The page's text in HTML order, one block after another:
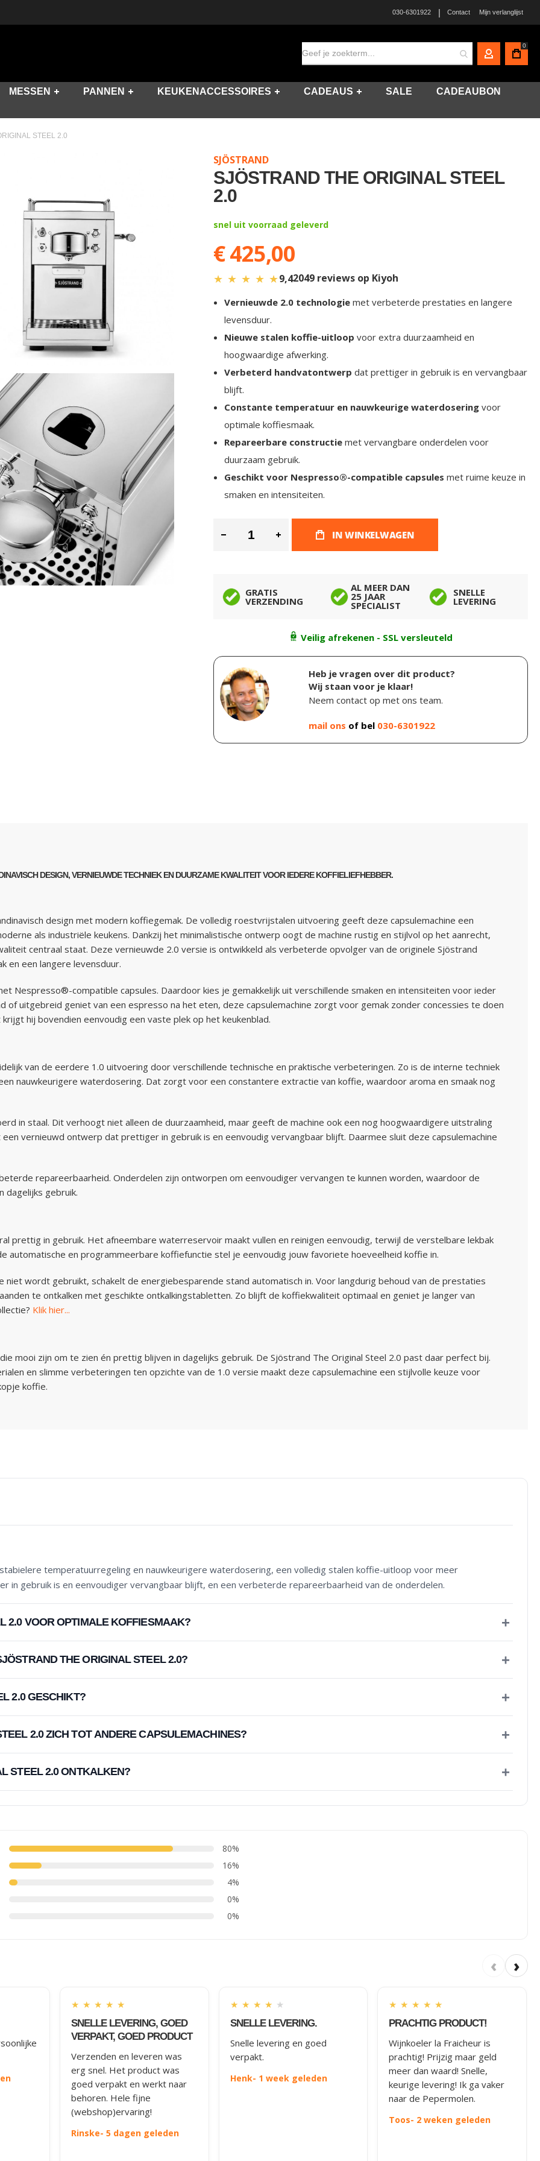
030-6301922
| Contact Mijn verlanglijst
MIJN
0
MESSEN PANNEN KEUKENACCESSOIRES CADEAUS SALE
CADEAUBON
STEEL 2.0
SJÖSTRAND
SJÖSTRAND THE ORIGINAL STEEL
2.0
snel uit voorraad geleverd
€ 425,00
★ ★ ★ ★ ★9,42049 reviews op Kiyoh
Vernieuwde 2.0 technologie met verbeterde prestaties en langere
levensduur.
Nieuwe stalen koffie-uitloop voor extra duurzaamheid en
hoogwaardige afwerking.
Verbeterd handvatontwerp dat prettiger in gebruik is en vervangbaar
blijft.
Constante temperatuur en nauwkeurige waterdosering voor
optimale koffiesmaak.
Repareerbare constructie met vervangbare onderdelen voor
duurzaam gebruik.
Geschikt voor Nespresso®-compatible capsules met ruime keuze in
smaken en intensiteiten.
IN WINKELWAGEN
GRATIS
VERZENDING
AL MEER DAN
25 JAAR
SPECIALIST
SNELLE
LEVERING
Veilig afrekenen - SSL versleuteld
Heb je vragen over dit product?
Wij staan voor je klaar!
Neem contact op met ons team.
mail ons of bel 030-6301922
DESIGN, VERNIEUWDE TECHNIEK EN DUURZAME KWALITEIT VOOR IEDERE KOFFIELIEFHEBBER.
design met modern koffiegemak. De volledig roestvrijstalen uitvoering geeft deze capsulemachine een
als industriële keukens. Dankzij het minimalistische ontwerp oogt de machine rustig en stijlvol op het aanrecht,
centraal staat. Deze vernieuwde 2.0 versie is ontwikkeld als verbeterde opvolger van de originele Sjöstrand
en een langere levensduur.
Nespresso®-compatible capsules. Daardoor kies je gemakkelijk uit verschillende smaken en intensiteiten voor ieder
of uitgebreid geniet van een espresso na het eten, deze capsulemachine zorgt voor gemak zonder concessies te doen
hij bovendien eenvoudig een vaste plek op het keukenblad.
van de eerdere 1.0 uitvoering door verschillende technische en praktische verbeteringen. Zo is de interne techniek
nauwkeurigere waterdosering. Dat zorgt voor een constantere extractie van koffie, waardoor aroma en smaak nog
in staal. Dit verhoogt niet alleen de duurzaamheid, maar geeft de machine ook een nog hoogwaardigere uitstraling
vernieuwd ontwerp dat prettiger in gebruik is en eenvoudig vervangbaar blijft. Daarmee sluit deze capsulemachine
repareerbaarheid. Onderdelen zijn ontworpen om eenvoudiger vervangen te kunnen worden, waardoor de
dagelijks gebruik.
prettig in gebruik. Het afneembare waterreservoir maakt vullen en reinigen eenvoudig, terwijl de verstelbare lekbak
automatische en programmeerbare koffiefunctie stel je eenvoudig jouw favoriete hoeveelheid koffie in.
niet wordt gebruikt, schakelt de energiebesparende stand automatisch in. Voor langdurig behoud van de prestaties
te ontkalken met geschikte ontkalkingstabletten. Zo blijft de koffiekwaliteit optimaal en geniet je langer van
Klik hier...
mooi zijn om te zien én prettig blijven in dagelijks gebruik. De Sjöstrand The Original Steel 2.0 past daar perfect bij.
en slimme verbeteringen ten opzichte van de 1.0 versie maakt deze capsulemachine een stijlvolle keuze voor
koffie.
temperatuurregeling en nauwkeurigere waterdosering, een volledig stalen koffie-uitloop voor meer
gebruik is en eenvoudiger vervangbaar blijft, en een verbeterde repareerbaarheid van de onderdelen.
2.0 VOOR OPTIMALE KOFFIESMAAK?
THE ORIGINAL STEEL 2.0?
2.0 GESCHIKT?
2.0 ZICH TOT ANDERE CAPSULEMACHINES?
STEEL 2.0 ONTKALKEN?
80%
16%
4%
0%
0%
‹ ›
★ ★ ★ ★ ★
SNELLE LEVERING, GOED
VERPAKT, GOED PRODUCT
Verzenden en leveren was
erg snel. Het product was
goed verpakt en werkt naar
behoren. Hele fijne
(webshop)ervaring!
Rinske- 5 dagen geleden
★ ★ ★ ★ ★
SNELLE LEVERING.
Snelle levering en goed
verpakt.
Henk- 1 week geleden
★ ★ ★ ★ ★
PRACHTIG PRODUCT!
Wijnkoeler la Fraicheur is
prachtig! Prijzig maar geld
meer dan waard! Snelle,
keurige levering! Ik ga vaker
naar de Pepermolen.
Toos- 2 weken geleden